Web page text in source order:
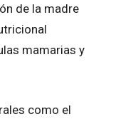
de la madre
mamarias y
como el